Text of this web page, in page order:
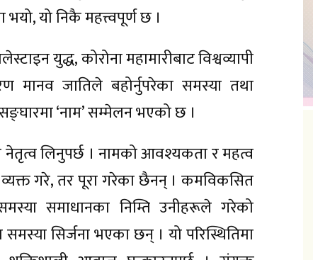
यो निकै महत्त्वपूर्ण छ ।
युद्ध, कोरोना महामारीबाट विश्वव्यापी
मानव जातिले बहोर्नुपरेका समस्या तथा
‘नाम’ सम्मेलन भएको छ ।
लिनुपर्छ । नामको आवश्यकता र महत्व
गरे, तर पूरा गरेका छैनन् । कमविकसित
समाधानका निम्ति उनीहरूले गरेको
सिर्जना भएका छन् । यो परिस्थितिमा